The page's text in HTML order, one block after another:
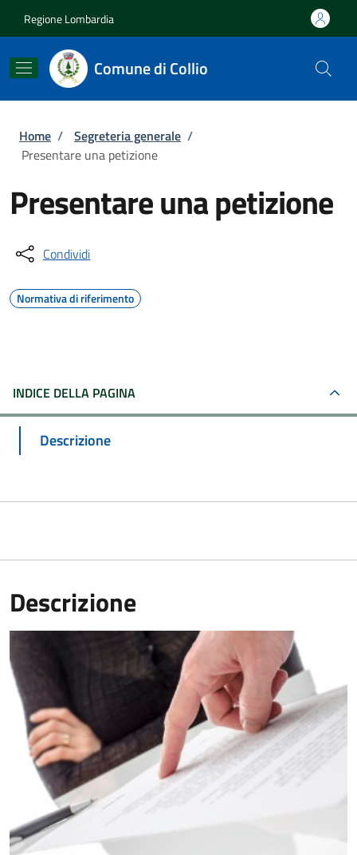
Regione Lombardia
Comune di Collio
Briciole di pane
Home / Segreteria generale /
Presentare una petizione
Presentare una petizione
Condividi
Normativa di riferimento
INDICE DELLA PAGINA
Descrizione
Descrizione